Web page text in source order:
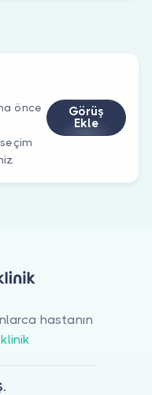
önce
Görüş
Ekle
hastanın